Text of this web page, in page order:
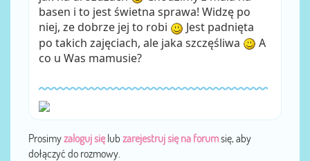
basen i to jest świetna sprawa! Widzę po
niej, ze dobrze jej to robi
Jest padnięta
po takich zajęciach, ale jaka szczęśliwa
A
co u Was mamusie?
Prosimyzaloguj sięlub zarejestruj się na forumsię, aby
dołączyć do rozmowy.